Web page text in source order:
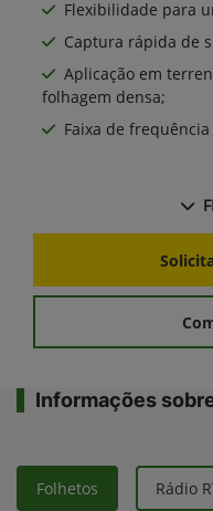
Flexibilidade para
Captura rápida de
Aplicação em
folhagem densa;
Faixa de
Informações
Folhetos Rádio